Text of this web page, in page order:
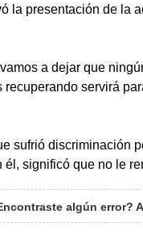
la presentación de la
a dejar que
servirá
sufrió discriminación
significó que no le
algún error?